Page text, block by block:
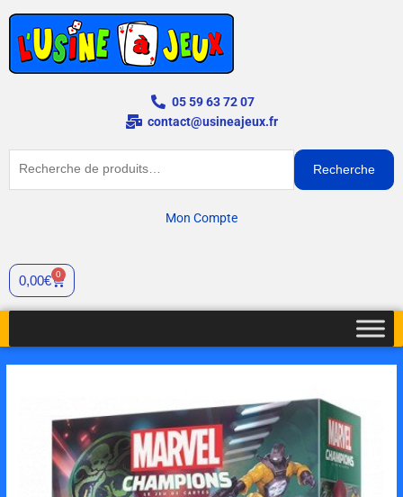
contenu
05 59 63 72 07
contact@usineajeux.fr
Recherche
Mon Compte
0,00€ 0
Cart